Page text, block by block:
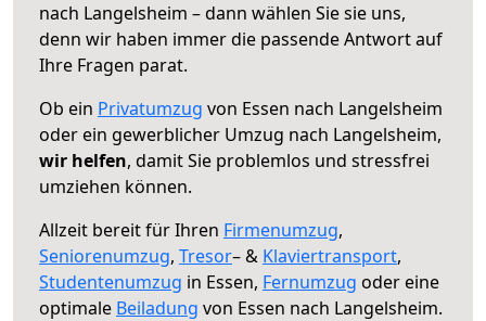
nach Langelsheim – dann wählen Sie sie uns,
denn wir haben immer die passende Antwort auf
Ihre Fragen parat.
Ob ein Privatumzug von Essen nach Langelsheim
oder ein gewerblicher Umzug nach Langelsheim,
wir helfen, damit Sie problemlos und stressfrei
umziehen können.
Allzeit bereit für Ihren Firmenumzug,
Seniorenumzug, Tresor– & Klaviertransport,
Studentenumzug in Essen, Fernumzug oder eine
optimale Beiladung von Essen nach Langelsheim.